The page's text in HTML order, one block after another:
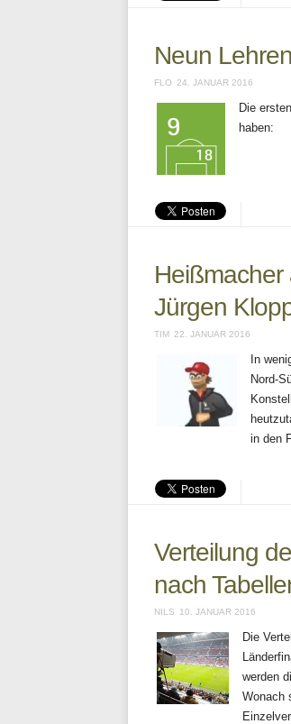
Neun
FLO 24. JANUAR 2016
Die
haben:
Heißmacher
Jürgen
TIM 22. JANUAR 2016
In
Nord-
in den
Verteilung
nach
NILS 10. JANUAR 2016
Die
werden
Wonach